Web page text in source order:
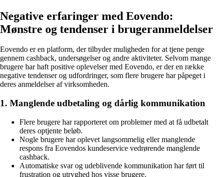
Negative erfaringer med Eovendo:
Mønstre og tendenser i brugeranmeldelser
Eovendo er en platform, der tilbyder muligheden for at tjene penge
gennem cashback, undersøgelser og andre aktiviteter. Selvom mange
brugere har haft positive oplevelser med Eovendo, er der en række
negative tendenser og udfordringer, som flere brugere har påpeget i
deres anmeldelser af virksomheden.
1. Manglende udbetaling og dårlig kommunikation
Flere brugere har rapporteret om problemer med at få udbetalt
deres optjente beløb.
Nogle brugere har oplevet langsommelig eller manglende
respons fra Eovendos kundeservice vedrørende manglende
cashback.
Automatiske svar og udeblivende kommunikation har ført til
frustration og utryghed hos visse brugere.